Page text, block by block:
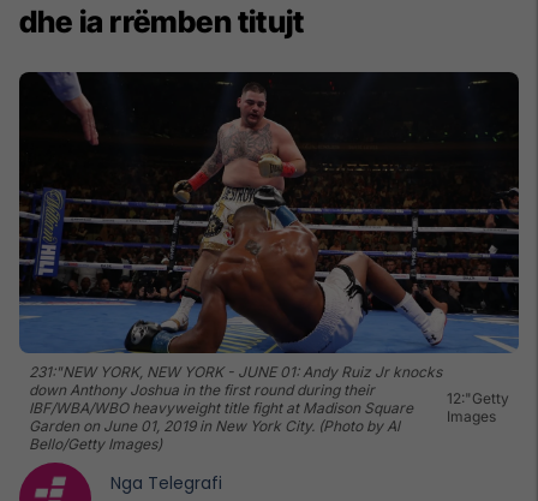
dhe ia rrëmben titujt
231:"NEW YORK, NEW YORK - JUNE 01: Andy Ruiz Jr knocks
down Anthony Joshua in the first round during their
IBF/WBA/WBO heavyweight title fight at Madison Square
Garden on June 01, 2019 in New York City. (Photo by Al
Bello/Getty Images)
12:"Getty
Images
Nga Telegrafi